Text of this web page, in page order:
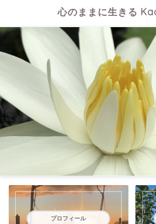
心のままに生きる
プロフィール